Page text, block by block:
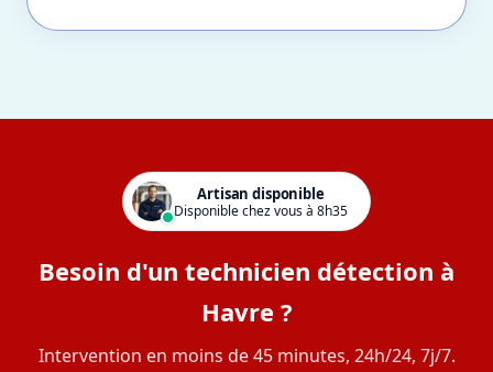
Artisan disponible
Disponible chez vous à 8h35
Besoin d'un technicien détection à
Havre ?
Intervention en moins de 45 minutes, 24h/24, 7j/7.